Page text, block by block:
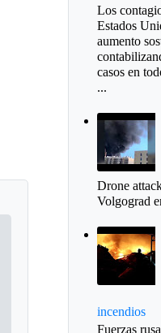
Los
Estados
aumento
casos en
...
Drone
Volgograd
incendios
Fuerzas